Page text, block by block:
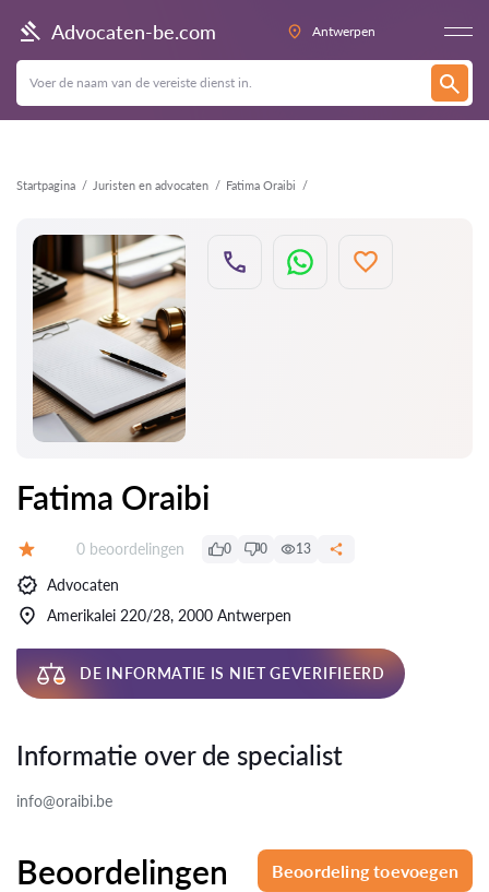
Advocaten-be.com Antwerpen
Startpagina Juristen en advocaten Fatima Oraibi
Terug
Fatima Oraibi
Beoordelingen:
0 beoordelingen 0 0 13
Advocaten
Amerikalei 220/28, 2000 Antwerpen
DE INFORMATIE IS NIET GEVERIFIEERD
Informatie over de specialist
info@oraibi.be
Beoordelingen Beoordeling toevoegen